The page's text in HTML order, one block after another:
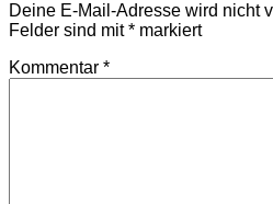
Deine E-Mail-Adresse wird nicht
Felder sind mit* markiert
Kommentar *